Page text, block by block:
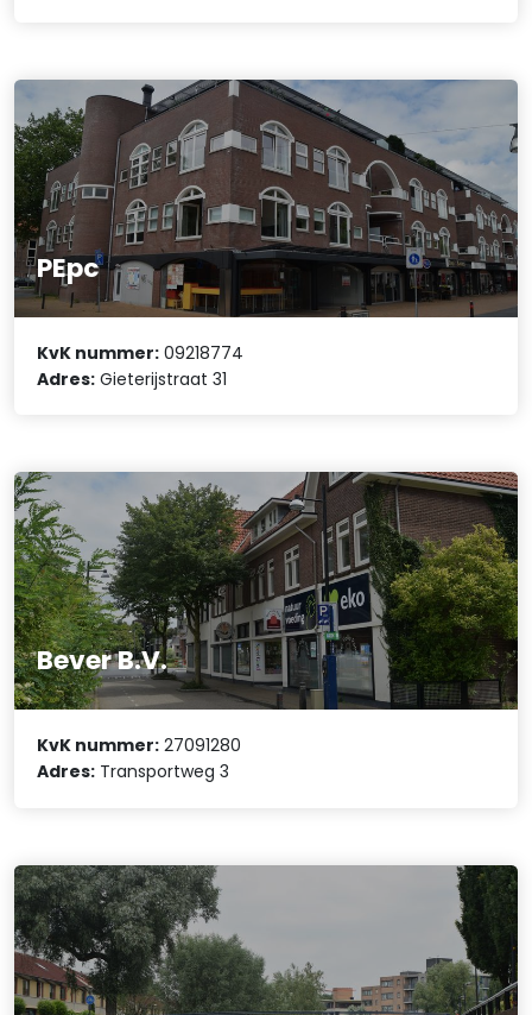
PEpc
KvK nummer: 09218774
Adres: Gieterijstraat 31
Bever B.V.
KvK nummer: 27091280
Adres: Transportweg 3